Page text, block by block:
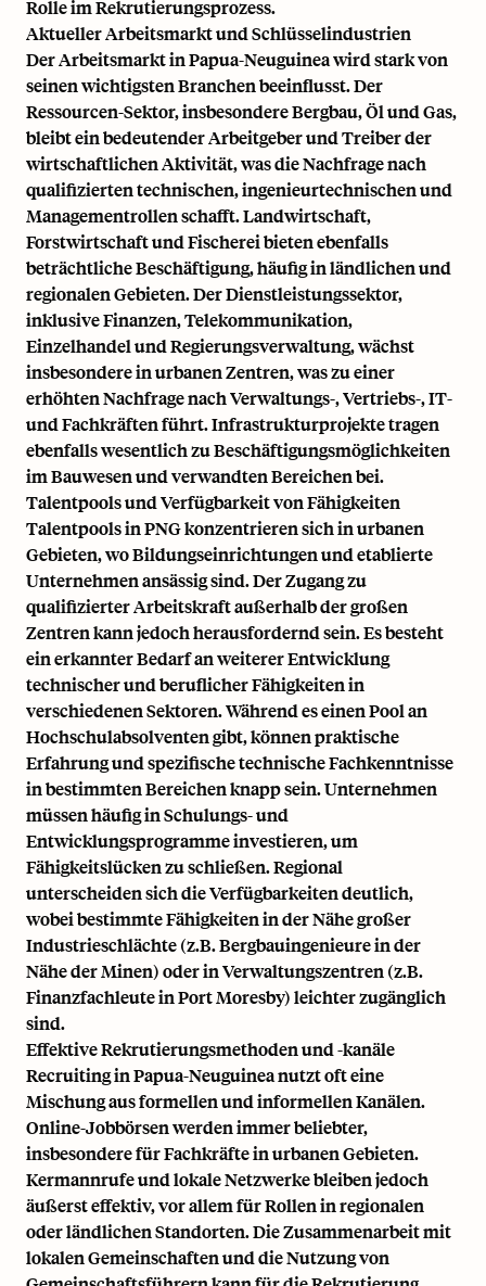
Rolle im Rekrutierungsprozess.
Aktueller Arbeitsmarkt und Schlüsselindustrien
Der Arbeitsmarkt in Papua-Neuguinea wird stark von
seinen wichtigsten Branchen beeinflusst. Der
Ressourcen-Sektor, insbesondere Bergbau, Öl und Gas,
bleibt ein bedeutender Arbeitgeber und Treiber der
wirtschaftlichen Aktivität, was die Nachfrage nach
qualifizierten technischen, ingenieurtechnischen und
Managementrollen schafft. Landwirtschaft,
Forstwirtschaft und Fischerei bieten ebenfalls
beträchtliche Beschäftigung, häufig in ländlichen und
regionalen Gebieten. Der Dienstleistungssektor,
inklusive Finanzen, Telekommunikation,
Einzelhandel und Regierungsverwaltung, wächst
insbesondere in urbanen Zentren, was zu einer
erhöhten Nachfrage nach Verwaltungs-, Vertriebs-, IT-
und Fachkräften führt. Infrastrukturprojekte tragen
ebenfalls wesentlich zu Beschäftigungsmöglichkeiten
im Bauwesen und verwandten Bereichen bei.
Talentpools und Verfügbarkeit von Fähigkeiten
Talentpools in PNG konzentrieren sich in urbanen
Gebieten, wo Bildungseinrichtungen und etablierte
Unternehmen ansässig sind. Der Zugang zu
qualifizierter Arbeitskraft außerhalb der großen
Zentren kann jedoch herausfordernd sein. Es besteht
ein erkannter Bedarf an weiterer Entwicklung
technischer und beruflicher Fähigkeiten in
verschiedenen Sektoren. Während es einen Pool an
Hochschulabsolventen gibt, können praktische
Erfahrung und spezifische technische Fachkenntnisse
in bestimmten Bereichen knapp sein. Unternehmen
müssen häufig in Schulungs- und
Entwicklungsprogramme investieren, um
Fähigkeitslücken zu schließen. Regional
unterscheiden sich die Verfügbarkeiten deutlich,
wobei bestimmte Fähigkeiten in der Nähe großer
Industrieschlächte (z.B. Bergbauingenieure in der
Nähe der Minen) oder in Verwaltungszentren (z.B.
Finanzfachleute in Port Moresby) leichter zugänglich
sind.
Effektive Rekrutierungsmethoden und -kanäle
Recruiting in Papua-Neuguinea nutzt oft eine
Mischung aus formellen und informellen Kanälen.
Online-Jobbörsen werden immer beliebter,
insbesondere für Fachkräfte in urbanen Gebieten.
Kermannrufe und lokale Netzwerke bleiben jedoch
äußerst effektiv, vor allem für Rollen in regionalen
oder ländlichen Standorten. Die Zusammenarbeit mit
lokalen Gemeinschaften und die Nutzung von